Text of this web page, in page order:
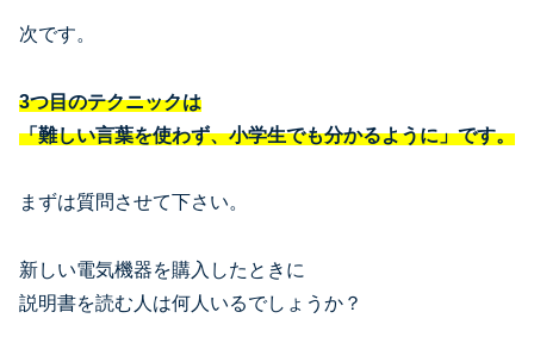
次です。
3つ目のテクニックは
「難しい言葉を使わず、小学生でも分かるように」です。
まずは質問させて下さい。
新しい電気機器を購入したときに
説明書を読む人は何人いるでしょうか？